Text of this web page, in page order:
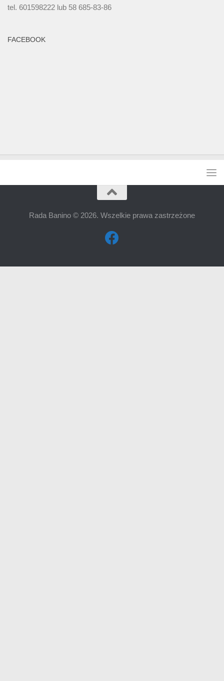
tel. 601598222 lub 58 685-83-86
FACEBOOK
Rada Banino © 2026. Wszelkie prawa zastrzeżone